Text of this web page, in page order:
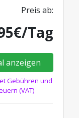
Preis ab:
Tag
anzeigen
Gebühren und
(VAT)